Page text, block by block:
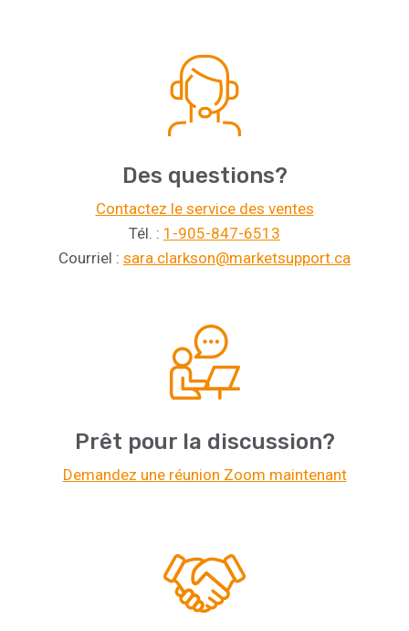
Des questions?
Contactez le service des ventes
Tél. : 1-905-847-6513
Courriel : sara.clarkson@marketsupport.ca
Prêt pour la discussion?
Demandez une réunion Zoom maintenant